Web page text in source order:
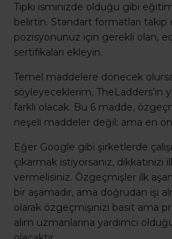
Tıpkı isminizde olduğu gibi
belirtin. Standart formatları
pozisyonunuz için gerekli olan,
sertifikaları ekleyin.
Temel maddelere dönecek
söyleyeceklerim, TheLadders’ın
farklı olacak. Bu 6 madde,
neşeli maddeler değil; ama en
Eğer Google gibi şirketlerde
çıkarmak istiyorsanız, dikkatinizi
vermelisiniz. Özgeçmişler ilk
bir aşamadır, ama doğrudan işi
olarak özgeçmişinizi basit ama
alım uzmanlarına yardımcı